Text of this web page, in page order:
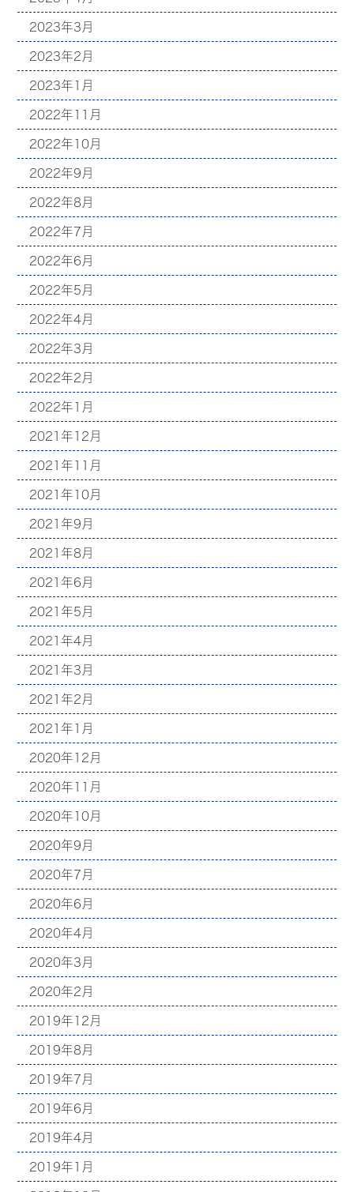
2023年3月
2023年2月
2023年1月
2022年11月
2022年10月
2022年9月
2022年8月
2022年7月
2022年6月
2022年5月
2022年4月
2022年3月
2022年2月
2022年1月
2021年12月
2021年11月
2021年10月
2021年9月
2021年8月
2021年6月
2021年5月
2021年4月
2021年3月
2021年2月
2021年1月
2020年12月
2020年11月
2020年10月
2020年9月
2020年7月
2020年6月
2020年4月
2020年3月
2020年2月
2019年12月
2019年8月
2019年7月
2019年6月
2019年4月
2019年1月